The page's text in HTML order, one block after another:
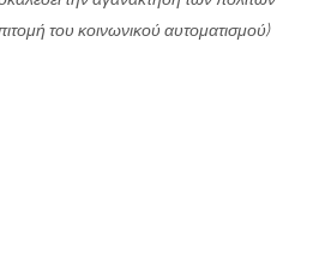
του κοινωνικού αυτοματισμού)